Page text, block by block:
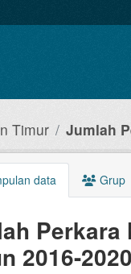
Timur Jumlah
data Grup
Perkara
2016-2020